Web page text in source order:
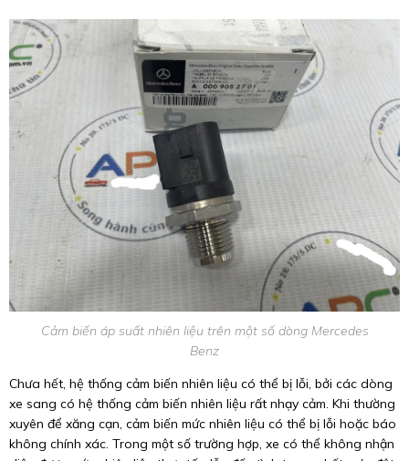
Cảm biến áp suất nhiên liệu trên một số dòng Mercedes
Benz
Chưa hết, hệ thống cảm biến nhiên liệu có thể bị lỗi, bởi các dòng
xe sang có hệ thống cảm biến nhiên liệu rất nhạy cảm. Khi thường
xuyên để xăng cạn, cảm biến mức nhiên liệu có thể bị lỗi hoặc báo
không chính xác. Trong một số trường hợp, xe có thể không nhận